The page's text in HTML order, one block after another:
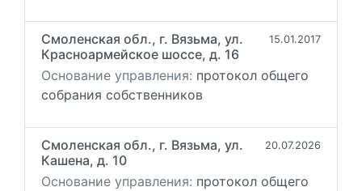
Смоленская обл., г. Вязьма, ул.
Красноармейское шоссе, д. 16
15.01.2017
Основание управления: протокол общего
собрания собственников
Смоленская обл., г. Вязьма, ул.
Кашена, д. 10
20.07.2026
Основание управления: протокол общего